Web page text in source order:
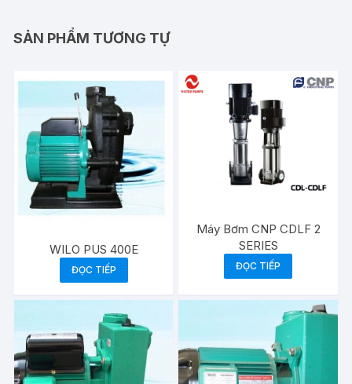
SẢN PHẨM TƯƠNG TỰ
WILO PUS 400E
ĐỌC TIẾP
Máy Bơm CNP CDLF 2
SERIES
ĐỌC TIẾP